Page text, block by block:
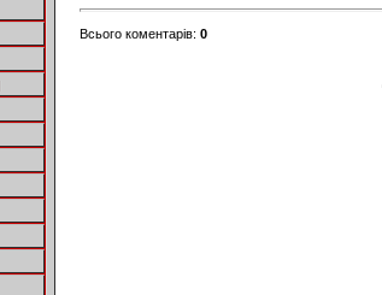
Всього коментарів: 0